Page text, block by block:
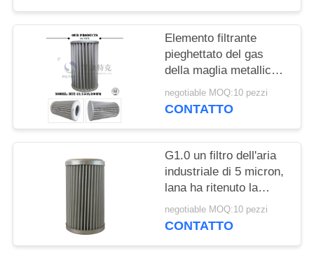
Elemento filtrante
pieghettato del gas
della maglia metallica
per pressione di
industria 6.4MPa della
negotiable MOQ:10 pezzi
CONTATTO
G1.0 un filtro dell'aria
industriale di 5 micron,
lana ha ritenuto la
cartuccia di filtro dal
gas naturale
negotiable MOQ:10 pezzi
CONTATTO